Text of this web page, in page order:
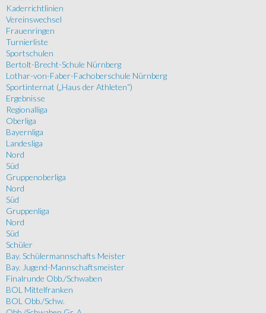
Kaderrichtlinien
Vereinswechsel
Frauenringen
Turnierliste
Sportschulen
Bertolt-Brecht-Schule Nürnberg
Lothar-von-Faber-Fachoberschule Nürnberg
Sportinternat („Haus der Athleten“)
Ergebnisse
Regionalliga
Oberliga
Bayernliga
Landesliga
Nord
Süd
Gruppenoberliga
Nord
Süd
Gruppenliga
Nord
Süd
Schüler
Bay. Schülermannschafts Meister
Bay. Jugend-Mannschaftsmeister
Finalrunde Obb./Schwaben
BOL Mittelfranken
BOL Obb./Schw.